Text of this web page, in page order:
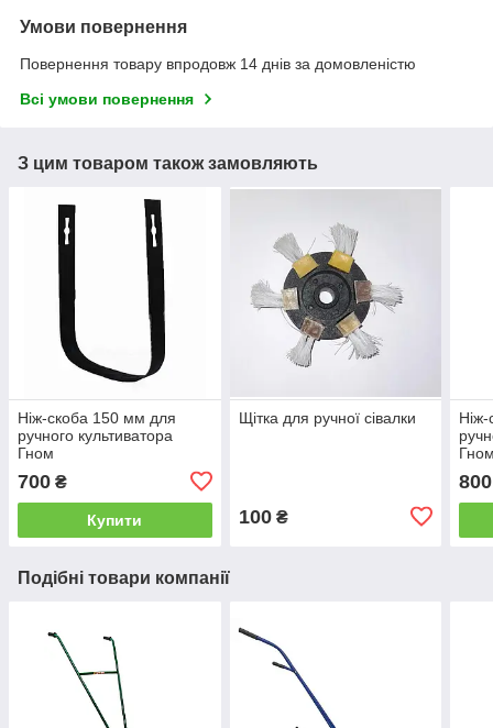
Умови повернення
Повернення товару впродовж 14 днів за домовленістю
Всі умови повернення
З цим товаром також замовляють
Ніж-скоба 150 мм для
ручного культиватора
Гном
700 ₴
Купити
Щітка для ручної сівалки
100₴
800
Подібні товари компанії